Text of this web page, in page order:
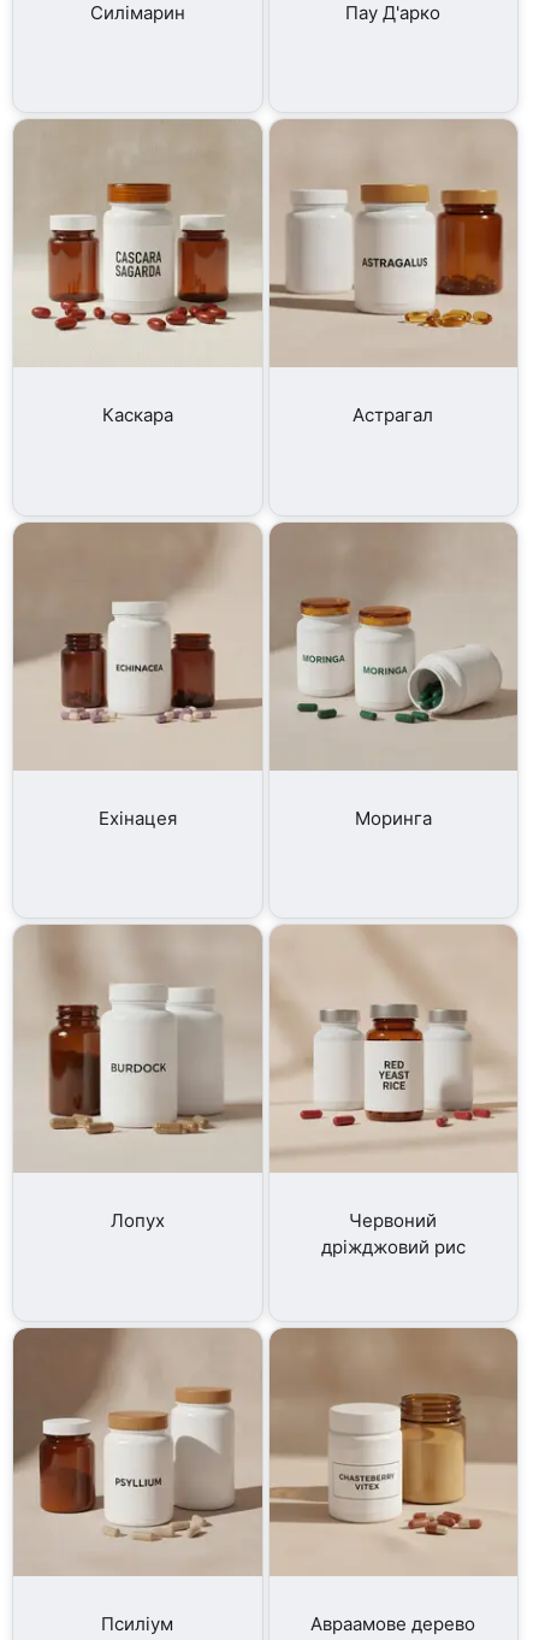
Силімарин Пау Д'арко
Каскара Астрагал
Ехінацея Моринга
Лопух
Червоний
дріжджовий рис
Псиліум Авраамове дерево